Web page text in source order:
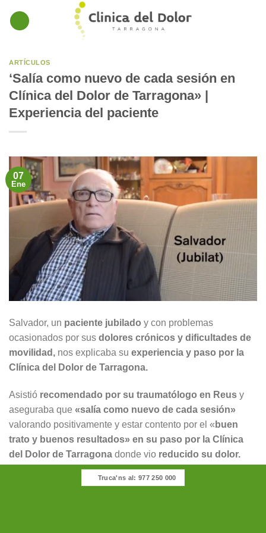
ARTÍCULOS
‘Salía como nuevo de cada sesión en
Clínica del Dolor de Tarragona» |
Experiencia del paciente
07
Ene
Salvador, un paciente jubilado y con problemas
ocasionados por sus dolores crónicos y dificultades de
movilidad, nos explicaba su experiencia y paso por la
Clínica del Dolor de Tarragona.
Asistió recomendado por su traumatólogo en Reus y
aseguraba que «salía como nuevo de cada sesión»
valorando positivamente y estar contento por el « buen
trato y buenos resultados» en su paso por la Clínica
del Dolor de Tarragona donde vio reducido su dolor.
Truca'ns al: 977 250 000